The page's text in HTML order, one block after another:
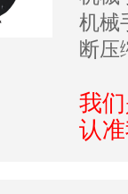
机械
断压
我
认